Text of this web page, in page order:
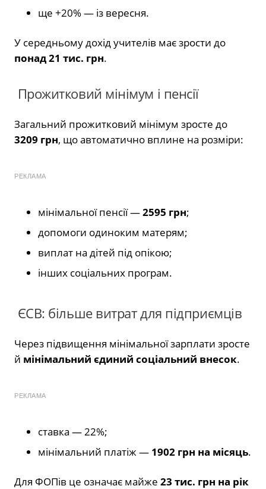
ще +20% — із вересня.
У середньому дохід учителів має зрости до
понад 21 тис. грн.
Прожитковий мінімум і пенсії
Загальний прожитковий мінімум зросте до
3209 грн, що автоматично вплине на розміри:
РЕКЛАМА
мінімальної пенсії —2595 грн;
допомоги одиноким матерям;
виплат на дітей під опікою;
інших соціальних програм.
ЄСВ: більше витрат для підприємців
Через підвищення мінімальної зарплати зросте
й мінімальний єдиний соціальний внесок.
РЕКЛАМА
ставка — 22%;
мінімальний платіж — 1902 грн на місяць.
Для ФОПів це означає майже 23 тис. грн на рік